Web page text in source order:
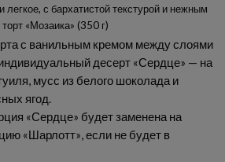
с бархатистой текстурой и нежным
«Мозаика» (350 г)
с ванильным кремом между слоями
десерт «Сердце» — на
мусс из белого шоколада и
ягод.
«Сердце» будет заменена на
«Шарлотт», если не будет в